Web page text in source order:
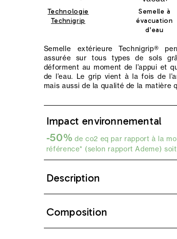
Technologie
Technigrip
Semelle à
évacuation
d'eau
Semelle extérieure Technigrip®
assurée sur tous types de sols
déforment au moment de l’appui et
de l’eau. Le grip vient à la fois de
mais aussi de la qualité de la matière
Impact environnemental
-50% de co2 eq par rapport à la
référence* (selon rapport Ademe)
Description
Composition